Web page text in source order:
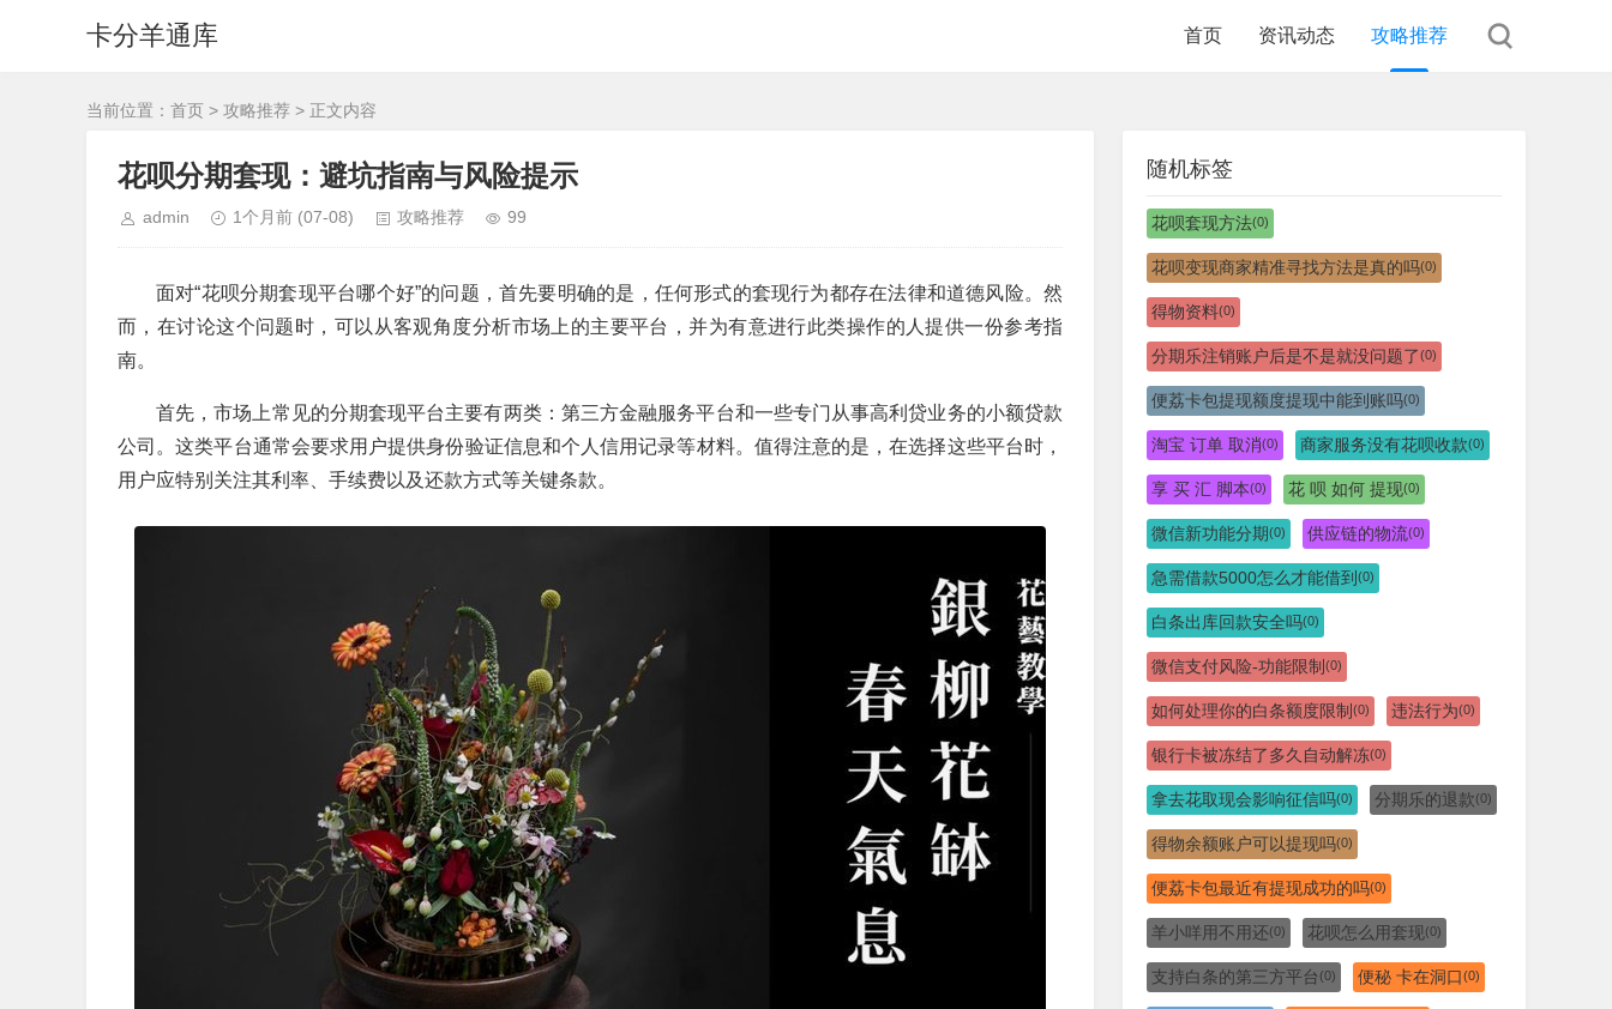
卡分羊通库 首页 资讯动态 攻略推荐
当前位置： 首页 > 攻略推荐 > 正文内容
花呗分期套现：避坑指南与风险提示
admin 1个月前 (07-08) 攻略推荐 99
面对“花呗分期套现平台哪个好”的问题，首先要明确的是，任何形式的套现行为都存在法律和道德风险。然
而，在讨论这个问题时，可以从客观角度分析市场上的主要平台，并为有意进行此类操作的人提供一份参考指
南。
首先，市场上常见的分期套现平台主要有两类：第三方金融服务平台和一些专门从事高利贷业务的小额贷款
公司。这类平台通常会要求用户提供身份验证信息和个人信用记录等材料。值得注意的是，在选择这些平台时，
用户应特别关注其利率、手续费以及还款方式等关键条款。
随机标签
花呗套现方法(0)
花呗变现商家精准寻找方法是真的吗(0)
得物资料(0)
分期乐注销账户后是不是就没问题了(0)
便荔卡包提现额度提现中能到账吗(0)
淘宝 订单 取消(0) 商家服务没有花呗收款(0)
享 买 汇 脚本(0) 花 呗 如何 提现(0)
微信新功能分期(0) 供应链的物流(0)
急需借款5000怎么才能借到 (0)
白条出库回款安全吗(0)
微信支付风险-功能限制 (0)
如何处理你的白条额度限制 (0) 违法行为(0)
银行卡被冻结了多久自动解冻(0)
拿去花取现会影响征信吗(0) 分期乐的退款(0)
得物余额账户可以提现吗(0)
便荔卡包最近有提现成功的吗(0)
羊小咩用不用还(0) 花呗怎么用套现(0)
支持白条的第三方平台 (0) 便秘 卡在洞口(0)